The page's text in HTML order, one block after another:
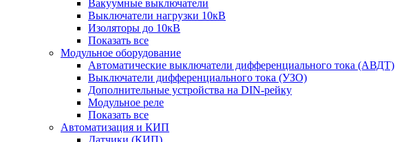
Вакуумные выключатели
Выключатели нагрузки 10кВ
Изоляторы до 10кВ
Показать все
Модульное оборудование
Автоматические выключатели дифференциального тока (АВДТ)
Выключатели дифференциального тока (УЗО)
Дополнительные устройства на DIN-рейку
Модульное реле
Показать все
Автоматизация и КИП
Датчики (КИП)